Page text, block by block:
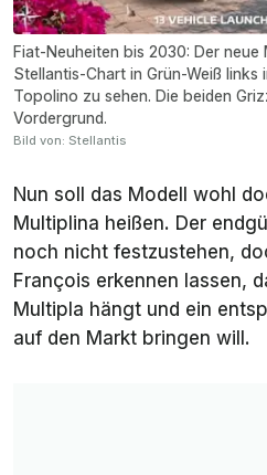
Fiat-Neuheiten bis 2030: Der neue
Stellantis-Chart in Grün-Weiß links
Topolino zu sehen. Die beiden
Vordergrund.
Bild von: Stellantis
Nun soll das Modell wohl
Multiplina heißen. Der
noch nicht festzustehen,
François erkennen lassen,
Multipla hängt und ein
auf den Markt bringen will.